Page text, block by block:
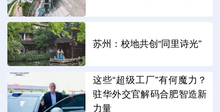
苏州：校地共创“同里诗光”
这些“超级工厂”有何魔力？
驻华外交官解码合肥智造新
力量